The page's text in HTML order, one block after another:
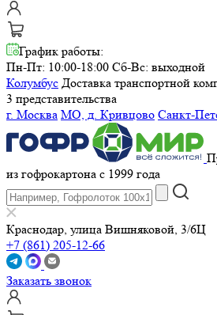
График работы:
Пн-Пт: 10:00-18:00 Сб-Вс: выходной
Колумбус Доставка транспортной
3 представительства
г. Москва МО, д. Кривцово Санкт-
из гофрокартона с 1999 года
Краснодар, улица Вишняковой, 3/6Ц
+7 (861) 205-12-66
Заказать звонок